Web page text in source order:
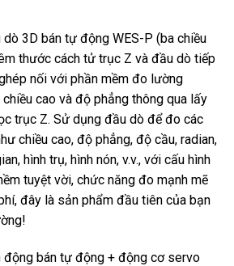
3D bán tự động WES-P (ba chiều
thước cách tử trục Z và đầu dò tiếp
nối với phần mềm đo lường
cao và độ phẳng thông qua lấy
trục Z. Sử dụng đầu dò để đo các
chiều cao, độ phẳng, độ cầu, radian,
hình trụ, hình nón, v.v., với cấu hình
tuyệt vời, chức năng đo mạnh mẽ
đây là sản phẩm đầu tiên của bạn
động bán tự động + động cơ servo